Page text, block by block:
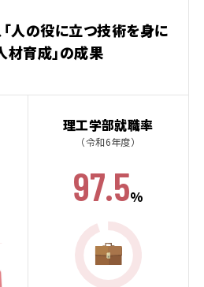
「人の役に立つ技術を身に
材育成」の成果
理工学部就職率
（令和6年度）
97.5%